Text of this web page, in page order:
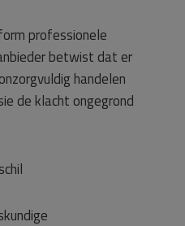
professionele
betwist dat er
handelen
de klacht ongegrond